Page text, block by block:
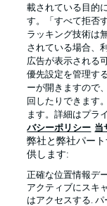
Official Partners
載されている目的
す。「すべて拒否
ラッキング技術は
されている場合、
広告が表示される
優先設定を管理す
ーが開きますので
回したりできます
ます。詳細はプラ
バシーポリシー 当
弊社と弊社パー
供します:
正確な位置情報デ
アクティブにスキ
はアクセスする.